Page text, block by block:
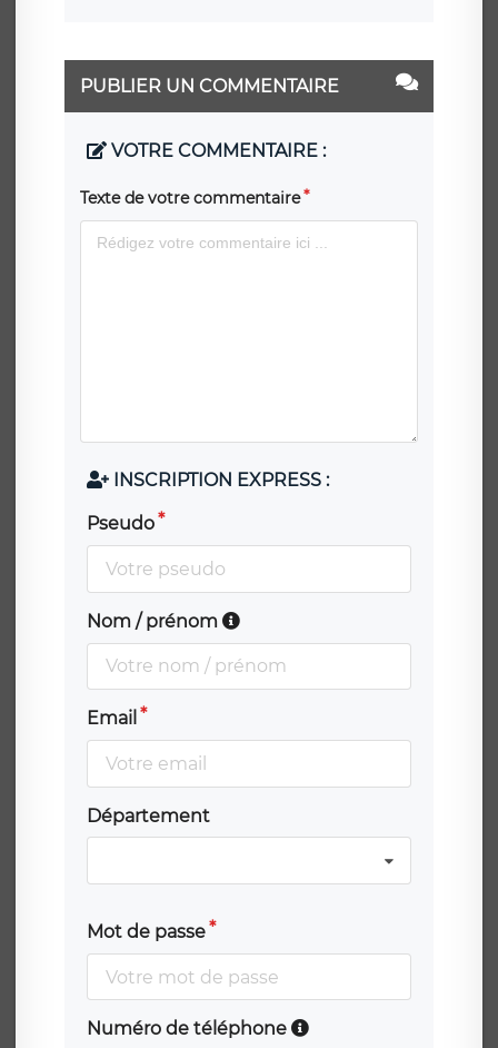
PUBLIER UN COMMENTAIRE
VOTRE COMMENTAIRE :
Texte de votre commentaire
INSCRIPTION EXPRESS :
Pseudo
Nom / prénom
Email
Département
Mot de passe
Numéro de téléphone